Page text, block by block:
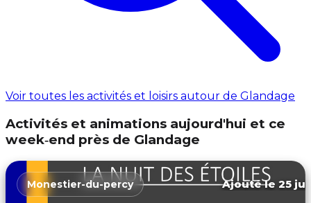
Voir toutes les activités et loisirs autour de Glandage
Activités et animations aujourd'hui et ce
week‑end près de Glandage
Monestier-du-percy Ajouté le 25